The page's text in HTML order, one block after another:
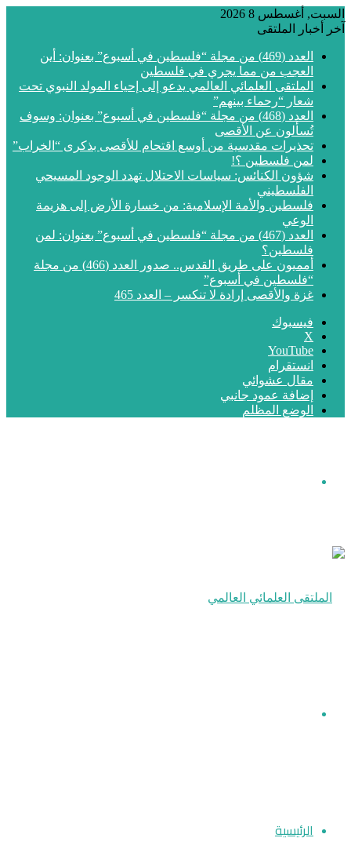
السبت, أغسطس 8 2026
آخر أخبار الملتقى
العدد (469) من مجلة “فلسطين في أسبوع” بعنوان: أين
العجب من مما يجري في فلسطين
الملتقى العلمائي العالمي يدعو إلى إحياء المولد النبوي تحت
شعار “رحماء بينهم”
العدد (468) من مجلة “فلسطين في أسبوع” بعنوان: وسوف
تُسألون عن الأقصى
تحذيرات مقدسية من أوسع اقتحام للأقصى بذكرى “الخراب”
لمن فلسطين ؟!
شؤون الكنائس: سياسات الاحتلال تهدد الوجود المسيحي
الفلسطيني
فلسطين والأمة الإسلامية: من خسارة الأرض إلى هزيمة
الوعي
العدد (467) من مجلة “فلسطين في أسبوع” بعنوان: لمن
فلسطين؟
أمميون على طريق القدس.. صدور العدد (466) من مجلة
“فلسطين في أسبوع”
غزة والأقصى إرادة لا تنكسر – العدد 465
فيسبوك
‫X
‫YouTube
انستقرام
مقال عشوائي
إضافة عمود جانبي
الوضع المظلم
الرئيسية